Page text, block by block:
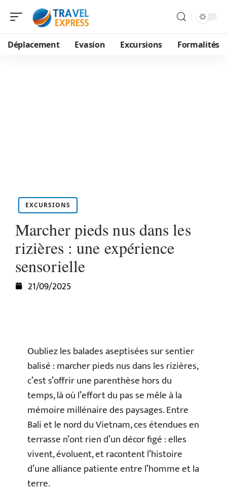
Déplacement Evasion Excursions Formalités
EXCURSIONS
Marcher pieds nus dans les
rizières : une expérience
sensorielle
21/09/2025
Oubliez les balades aseptisées sur sentier
balisé : marcher pieds nus dans les rizières,
c’est s’offrir une parenthèse hors du
temps, là où l’effort du pas se mêle à la
mémoire millénaire des paysages. Entre
Bali et le nord du Vietnam, ces étendues en
terrasse n’ont rien d’un décor figé : elles
vivent, évoluent, et racontent l’histoire
d’une alliance patiente entre l’homme et la
terre.